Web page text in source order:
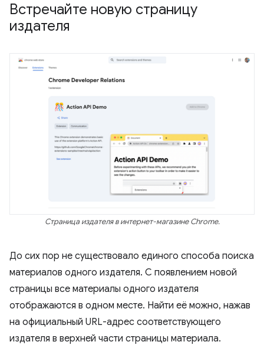
Встречайте новую страницу
издателя
Страница издателя в интернет-магазине Chrome.
До сих пор не существовало единого способа поиска
материалов одного издателя. С появлением новой
страницы все материалы одного издателя
отображаются в одном месте. Найти её можно, нажав
на официальный URL-адрес соответствующего
издателя в верхней части страницы материала.